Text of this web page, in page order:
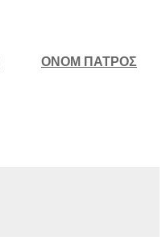
ΟΝΟΜ ΠΑΤΡΟΣ